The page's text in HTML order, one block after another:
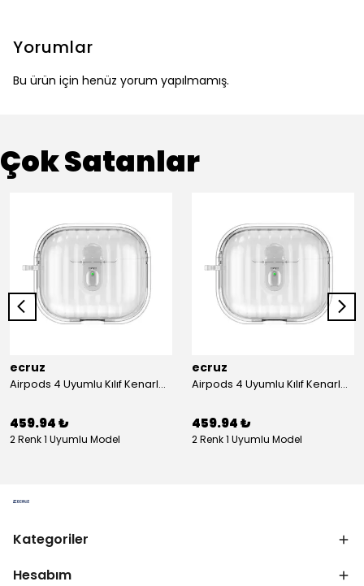
Yorumlar
Bu ürün için henüz yorum yapılmamış.
Çok Satanlar
ecruz
Airpods 4 Uyumlu Kılıf Kenarları Renkli Şeffaf Dilimli Silikon Ecruz Airbag 40 Uyumlu Kılıf
459.94 ₺
2 Renk 1 Uyumlu Model
ecruz
Airpods 4 Uyumlu Kılıf Kenarları Renkli Şeffaf Dilimli Silikon Ecruz Airbag 40 Uyumlu Kılıf
459.94 ₺
2 Renk 1 Uyumlu Model
Kategoriler
Hesabım